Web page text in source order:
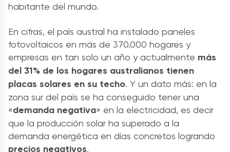
habitante del mundo.
En cifras, el país austral ha instalado paneles
fotovoltaicos en más de 370.000 hogares y
empresas en tan solo un año y actualmente más
del 31% de los hogares australianos tienen
placas solares en su techo. Y un dato más: en la
zona sur del país se ha conseguido tener una
«demanda negativa» en la electricidad, es decir
que la producción solar ha superado a la
demanda energética en días concretos logrando
precios negativos.